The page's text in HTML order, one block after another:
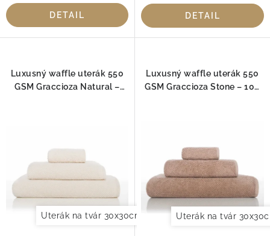
DETAIL DETAIL
Luxusný waffle uterák 550
GSM Graccioza Natural –
Uterák na tvár 30x30cm Uterák pre hostí 30x50cm
Luxusný waffle uterák 550
GSM Graccioza Stone – 100
Uterák na tvár